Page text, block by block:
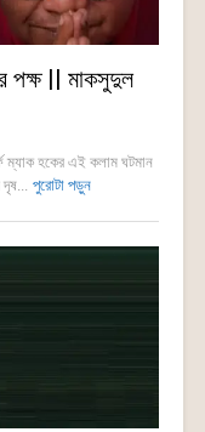
পক্ষ || মাকসুদুল
ম্যাক হকের এই কলাম ঘটমান
দৃষ... পুরোটা পড়ুন